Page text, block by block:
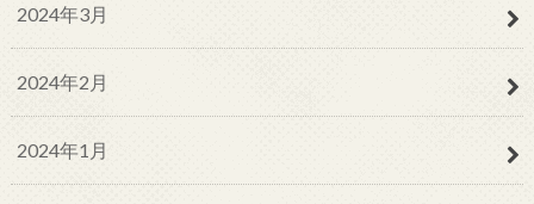
2024年3月
2024年2月
2024年1月